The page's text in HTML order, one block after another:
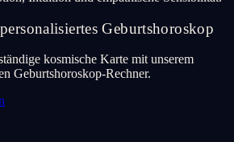
Geburtshoroskop
kosmische Karte mit unserem
Geburtshoroskop-Rechner.